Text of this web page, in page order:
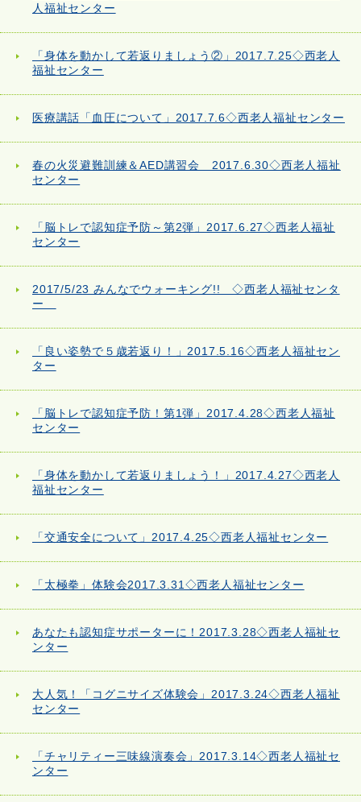
人福祉センター
「身体を動かして若返りましょう②」2017.7.25◇西老人
福祉センター
医療講話「血圧について」2017.7.6◇西老人福祉センター
春の火災避難訓練＆AED講習会 2017.6.30◇西老人福祉
センター
「脳トレで認知症予防～第2弾」2017.6.27◇西老人福祉
センター
2017/5/23 みんなでウォーキング!! ◇西老人福祉センタ
ー
「良い姿勢で５歳若返り！」2017.5.16◇西老人福祉セン
ター
「脳トレで認知症予防！第1弾」2017.4.28◇西老人福祉
センター
「身体を動かして若返りましょう！」2017.4.27◇西老人
福祉センター
「交通安全について」2017.4.25◇西老人福祉センター
「太極拳」体験会2017.3.31◇西老人福祉センター
あなたも認知症サポーターに！2017.3.28◇西老人福祉セ
ンター
大人気！「コグニサイズ体験会」2017.3.24◇西老人福祉
センター
「チャリティー三味線演奏会」2017.3.14◇西老人福祉セ
ンター